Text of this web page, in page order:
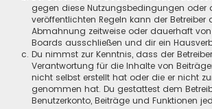
gegen diese Nutzungsbedingungen oder
veröffentlichten Regeln kann der Betreiber
Abmahnung zeitweise oder dauerhaft
Boards ausschließen und dir ein
Du nimmst zur Kenntnis, dass der
Verantwortung für die Inhalte von
nicht selbst erstellt hat oder die er nicht
genommen hat. Du gestattest dem
Benutzerkonto, Beiträge und Funktionen